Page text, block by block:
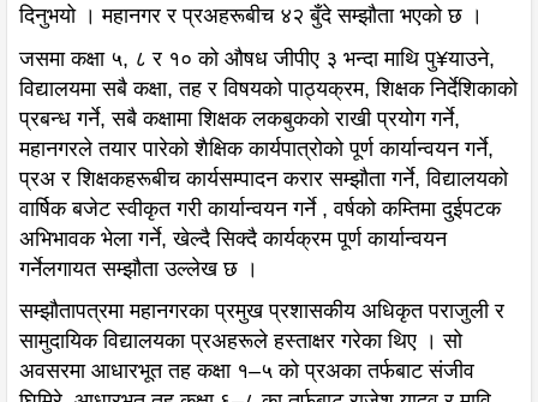
दिनुभयो । महानगर र प्रअहरूबीच ४२ बुँदे सम्झौता भएको छ ।
जसमा कक्षा ५, ८ र १० को औषध जीपीए ३ भन्दा माथि पु¥याउने,
विद्यालयमा सबै कक्षा, तह र विषयको पाठ्यक्रम, शिक्षक निर्देशिकाको
प्रबन्ध गर्ने, सबै कक्षामा शिक्षक लकबुकको राखी प्रयोग गर्ने,
महानगरले तयार पारेको शैक्षिक कार्यपात्रोको पूर्ण कार्यान्वयन गर्ने,
प्रअ र शिक्षकहरूबीच कार्यसम्पादन करार सम्झौता गर्ने, विद्यालयको
वार्षिक बजेट स्वीकृत गरी कार्यान्वयन गर्ने , वर्षको कम्तिमा दुईपटक
अभिभावक भेला गर्ने, खेल्दै सिक्दै कार्यक्रम पूर्ण कार्यान्वयन
गर्नेलगायत सम्झौता उल्लेख छ ।
सम्झौतापत्रमा महानगरका प्रमुख प्रशासकीय अधिकृत पराजुली र
सामुदायिक विद्यालयका प्रअहरूले हस्ताक्षर गरेका थिए । सो
अवसरमा आधारभूत तह कक्षा १–५ को प्रअका तर्फबाट संजीव